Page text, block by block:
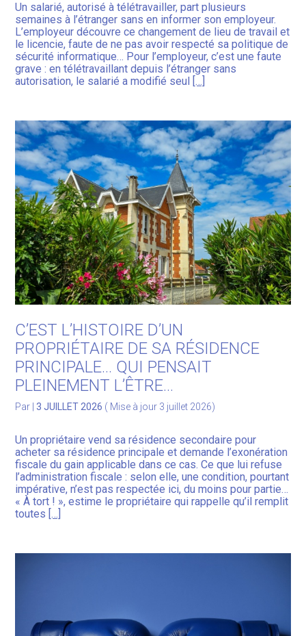
Un salarié, autorisé à télétravailler, part plusieurs
semaines à l’étranger sans en informer son employeur.
L’employeur découvre ce changement de lieu de travail et
le licencie, faute de ne pas avoir respecté sa politique de
sécurité informatique… Pour l’employeur, c’est une faute
grave : en télétravaillant depuis l’étranger sans
autorisation, le salarié a modifié seul
[…]
C’EST L’HISTOIRE D’UN
PROPRIÉTAIRE DE SA RÉSIDENCE
PRINCIPALE… QUI PENSAIT
PLEINEMENT L’ÊTRE…
Par |3 JUILLET 2026 ( Mise à jour 3 juillet 2026)
Un propriétaire vend sa résidence secondaire pour
acheter sa résidence principale et demande l’exonération
fiscale du gain applicable dans ce cas. Ce que lui refuse
l’administration fiscale : selon elle, une condition, pourtant
impérative, n’est pas respectée ici, du moins pour partie…
« À tort ! », estime le propriétaire qui rappelle qu’il remplit
toutes […]